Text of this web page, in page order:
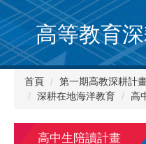
跳
到
主
要
內
高等教育
首頁 第一期高教深耕計
深耕在地海洋教育
高
高中生陪讀計畫